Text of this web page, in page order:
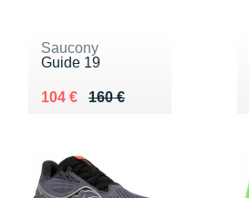
Saucony
Guide 19
160 €
Au lieu de 160 €
104 €
Vendu 104 €